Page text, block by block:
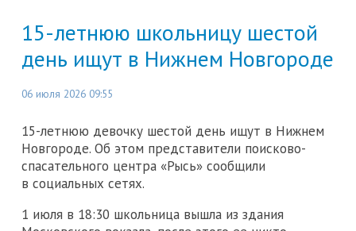
15-летнюю школьницу шестой
день ищут в Нижнем Новгороде
06 июля 2026 09:55
15-летнюю девочку шестой день ищут в Нижнем
Новгороде. Об этом представители поисково-
спасательного центра «Рысь» сообщили
в социальных сетях.
1 июля в 18:30 школьница вышла из здания